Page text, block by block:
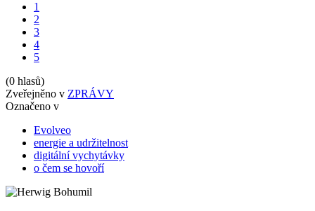
1
2
3
4
5
(0 hlasů)
Zveřejněno v ZPRÁVY
Označeno v
Evolveo
energie a udržitelnost
digitální vychytávky
o čem se hovoří